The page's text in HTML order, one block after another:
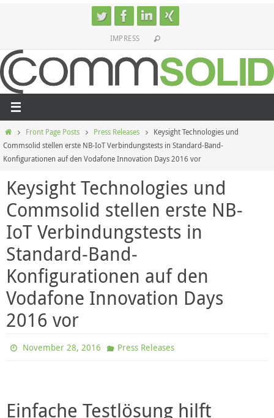
IMPRESS
HomeFront Page Posts Press Releases
Keysight Technologies und
Commsolid stellen erste NB-IoT Verbindungstests in Standard-Band-
Konfigurationen auf den Vodafone Innovation Days 2016 vor
Keysight Technologies und
Commsolid stellen erste NB-
IoT Verbindungstests in
Standard-Band-
Konfigurationen auf den
Vodafone Innovation Days
2016 vor
November 28, 2016 Press Releases
Einfache Testlösung hilft